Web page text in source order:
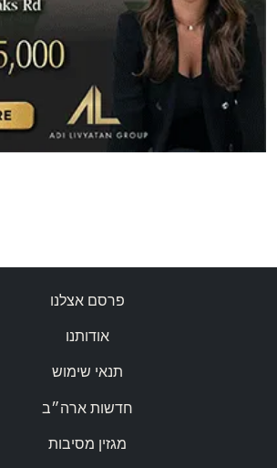
פרסם אצלנו
אודותנו
תנאי שימוש
חדשות ארה״ב
מגזין מסיבות